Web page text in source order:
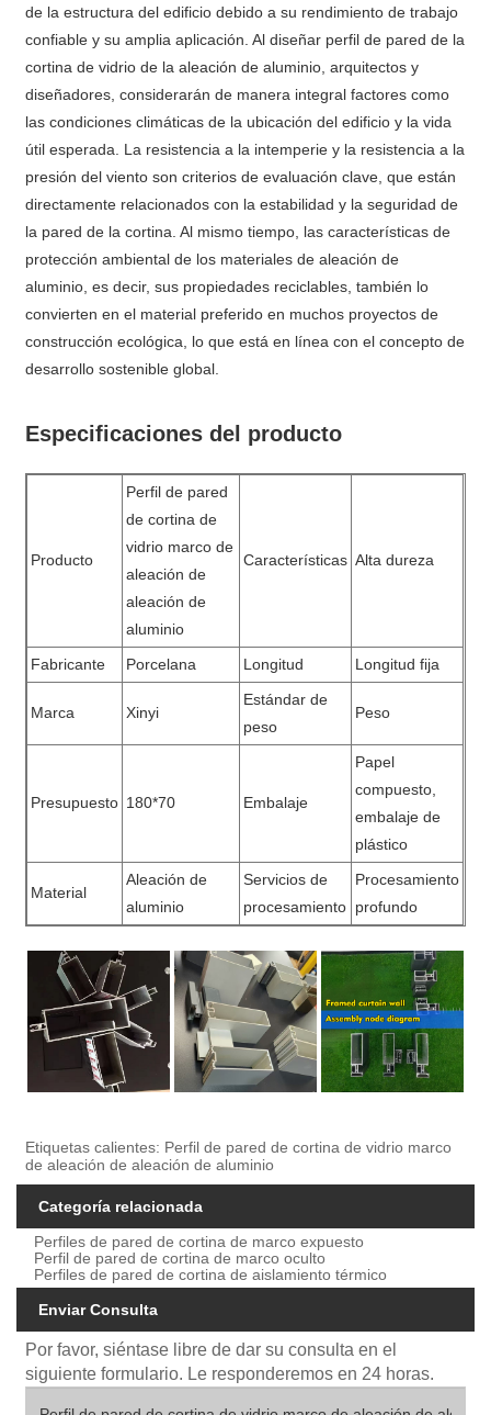
de la estructura del edificio debido a su rendimiento de trabajo
confiable y su amplia aplicación. Al diseñar perfil de pared de la
cortina de vidrio de la aleación de aluminio, arquitectos y
diseñadores, considerarán de manera integral factores como
las condiciones climáticas de la ubicación del edificio y la vida
útil esperada. La resistencia a la intemperie y la resistencia a la
presión del viento son criterios de evaluación clave, que están
directamente relacionados con la estabilidad y la seguridad de
la pared de la cortina. Al mismo tiempo, las características de
protección ambiental de los materiales de aleación de
aluminio, es decir, sus propiedades reciclables, también lo
convierten en el material preferido en muchos proyectos de
construcción ecológica, lo que está en línea con el concepto de
desarrollo sostenible global.
Especificaciones del producto
Producto
Perfil de pared
de cortina de
vidrio marco de
aleación de
aleación de
aluminio
Características Alta dureza
Fabricante Porcelana Longitud Longitud fija
Marca Xinyi
Estándar de
peso
Peso
Presupuesto 180*70 Embalaje
Papel
compuesto,
embalaje de
plástico
Material
Aleación de
aluminio
Servicios de
procesamiento
Procesamiento
profundo
Etiquetas calientes: Perfil de pared de cortina de vidrio marco
de aleación de aleación de aluminio
Categoría relacionada
Perfiles de pared de cortina de marco expuesto
Perfil de pared de cortina de marco oculto
Perfiles de pared de cortina de aislamiento térmico
Enviar Consulta
Por favor, siéntase libre de dar su consulta en el
siguiente formulario. Le responderemos en 24 horas.